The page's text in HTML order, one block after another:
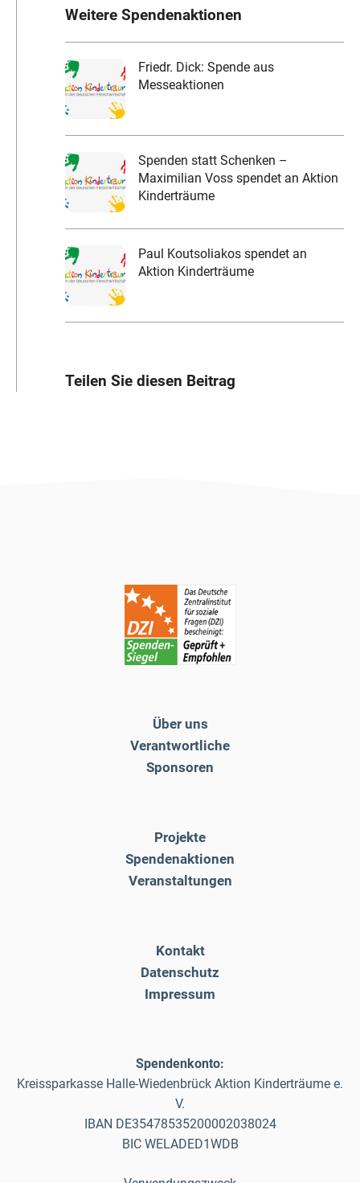
Weitere Spendenaktionen
Friedr. Dick: Spende aus
Messeaktionen
Spenden statt Schenken –
Maximilian Voss spendet an Aktion
Kinderträume
Paul Koutsoliakos spendet an
Aktion Kinderträume
Teilen Sie diesen Beitrag
Über uns
Verantwortliche
Sponsoren
Projekte
Spendenaktionen
Veranstaltungen
Kontakt
Datenschutz
Impressum
Spendenkonto:
Kreissparkasse Halle-Wiedenbrück Aktion Kinderträume e.
V.
IBAN DE35478535200002038024
BIC WELADED1WDB